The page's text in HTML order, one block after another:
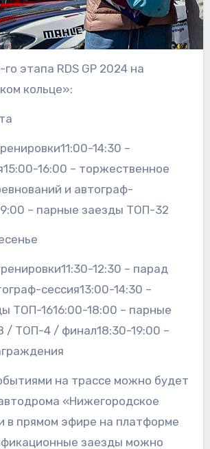
этапа RDS GP 2024 на
кольце»:
14:30 –
16:00 – торжественное
и автограф-
– парные заезды ТОП-32
12:30 – парад
сессия13:00-14:30 –
ТОП-1616:00-18:00 – парные
/ ТОП-4 / финал18:30-19:00 –
на трассе можно будет
«Нижегородское
в прямом эфире на платформе
заезды можно